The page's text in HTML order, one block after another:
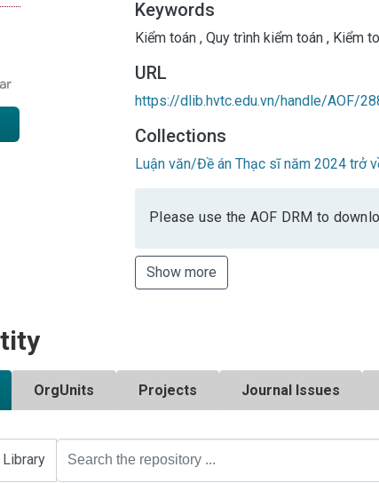
Keywords
Kiểm toán , Quy trình kiểm toán , Kiểm
URL
https://dlib.hvtc.edu.vn/handle/AOF/
Collections
Luận văn/Đề án Thạc sĩ năm 2024 trở
Please use the AOF DRM to
Show more
OrgUnits Projects Journal Issues